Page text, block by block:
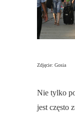
Zdjęcie: Gosia
Nie tylko
jest często